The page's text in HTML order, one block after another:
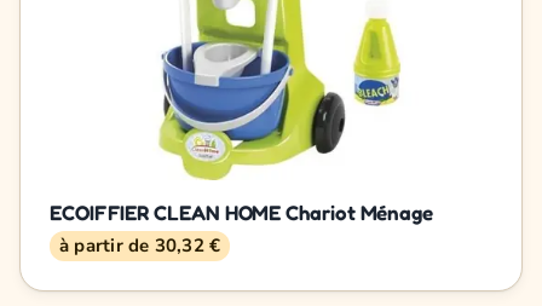
ECOIFFIER CLEAN HOME Chariot Ménage
à partir de 30,32 €